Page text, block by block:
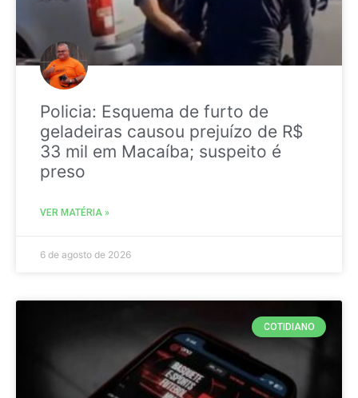
Policia: Esquema de furto de
geladeiras causou prejuízo de R$
33 mil em Macaíba; suspeito é
preso
VER MATÉRIA »
6 de agosto de 2026
COTIDIANO